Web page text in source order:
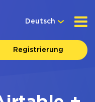
Deutsch
Registrierung